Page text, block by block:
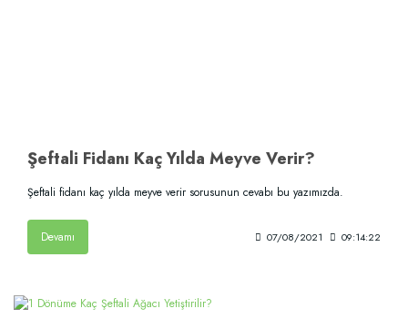
Şeftali Fidanı Kaç Yılda Meyve Verir?
Şeftali fidanı kaç yılda meyve verir sorusunun cevabı bu yazımızda.
Devamı 07/08/2021 09:14:22